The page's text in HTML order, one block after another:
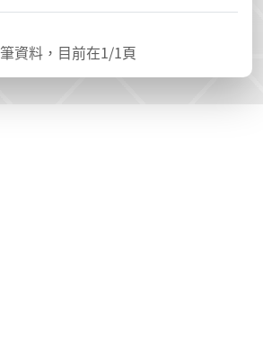
筆資料，目前在1/1頁